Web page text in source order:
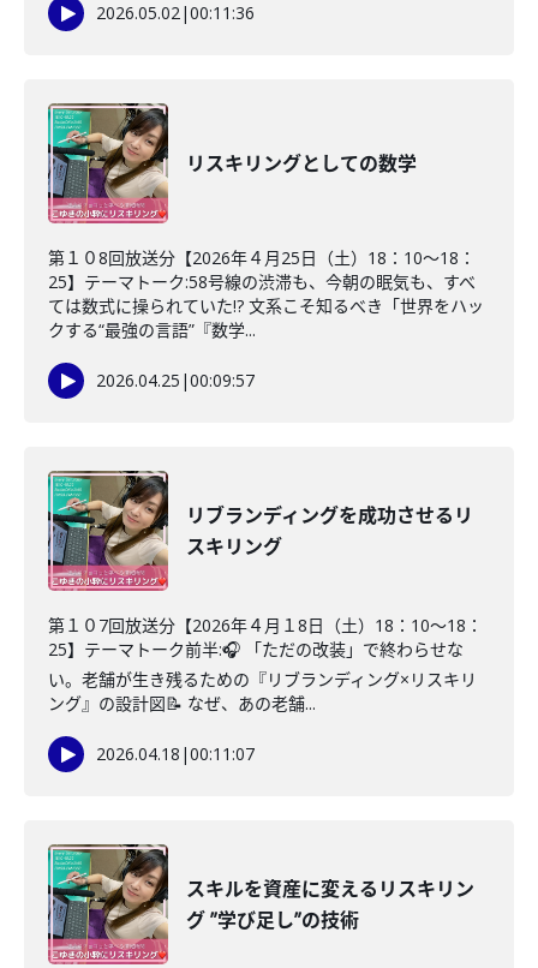
2026.05.02|00:11:36
リスキリングとしての数学
第１０8回放送分【2026年４月25日（土）18：10～18：
25】テーマトーク:58号線の渋滞も、今朝の眠気も、すべ
ては数式に操られていた!? 文系こそ知るべき「世界をハッ
クする“最強の言語”『数学...
2026.04.25 |00:09:57
リブランディングを成功させるリ
スキリング
第１０7回放送分【2026年４月１8日（土）18：10～18：
25】テーマトーク前半:🎧 「ただの改装」で終わらせな
い。老舗が生き残るための『リブランディング×リスキリ
ング』の設計図📝 なぜ、あの老舗...
2026.04.18 |00:11:07
スキルを資産に変えるリスキリン
グ ”学び足し”の技術